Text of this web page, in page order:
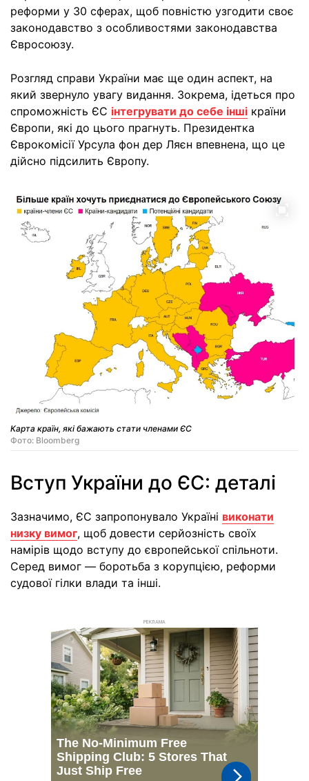
реформи у 30 сферах, щоб повністю узгодити своє
законодавство з особливостями законодавства
Євросоюзу.
Розгляд справи України має ще один аспект, на
який звернуло увагу видання. Зокрема, ідеться про
спроможність ЄС інтегрувати до себе інші країни
Європи, які до цього прагнуть. Президентка
Єврокомісії Урсула фон дер Ляєн впевнена, що це
дійсно підсилить Європу.
Карта країн, які бажають стати членами ЄС
Фото: Bloomberg
Вступ України до ЄС: деталі
Зазначимо, ЄС запропонувало Україні виконати
низку вимог, щоб довести серйозність своїх
намірів щодо вступу до європейської спільноти.
Серед вимог — боротьба з корупцією, реформи
судової гілки влади та інші.
РЕКЛАМА